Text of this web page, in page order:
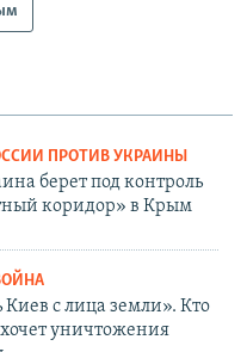
ПРОТИВ УКРАИНЫ
берет под контроль
коридор» в Крым
Киев с лица земли». Кто
уничтожения